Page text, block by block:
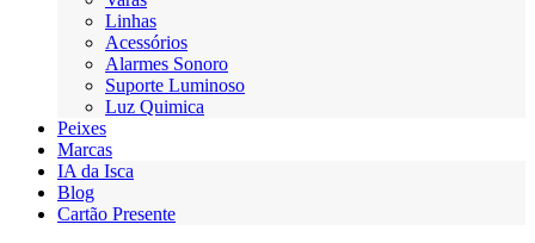
Linhas
Acessórios
Alarmes Sonoro
Suporte Luminoso
Luz Quimica
Peixes
Marcas
IA da Isca
Blog
Cartão Presente